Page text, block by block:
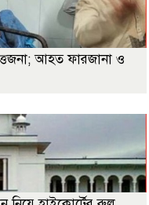
আহত ফারজানা ও